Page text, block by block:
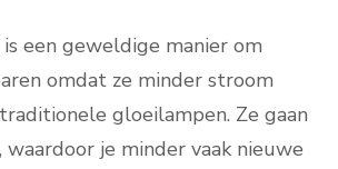
een geweldige manier om
omdat ze minder stroom
gloeilampen. Ze gaan
waardoor je minder vaak nieuwe